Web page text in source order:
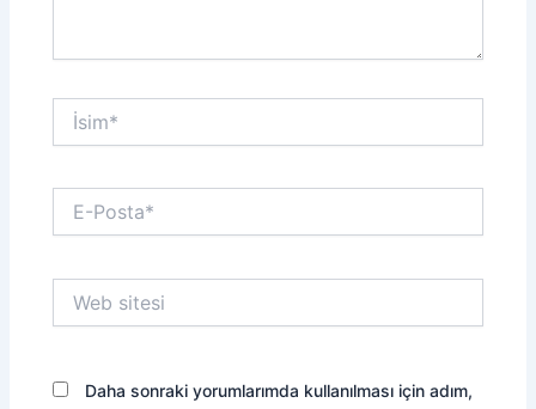
İsim*
Posta*
sitesi
Daha sonraki yorumlarımda kullanılması için adım,